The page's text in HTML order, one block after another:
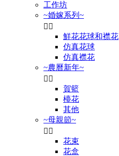
工作坊
~婚嫁系列~
 
鮮花花球和襟花
仿真花球
仿真襟花
~農曆新年~
 
賀籃
檯花
其他
~母親節~
 
花束
花盒